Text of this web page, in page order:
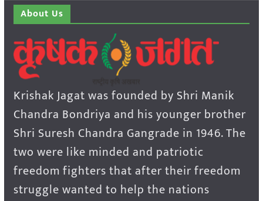
About Us
Krishak Jagat was founded by Shri Manik
Chandra Bondriya and his younger brother
Shri Suresh Chandra Gangrade in 1946. The
two were like minded and patriotic
freedom fighters that after their freedom
struggle wanted to help the nations